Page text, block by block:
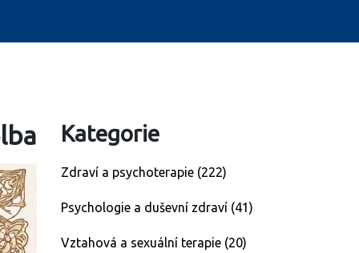
Kategorie
Zdraví a psychoterapie (222)
Psychologie a duševní zdraví (41)
Vztahová a sexuální terapie (20)